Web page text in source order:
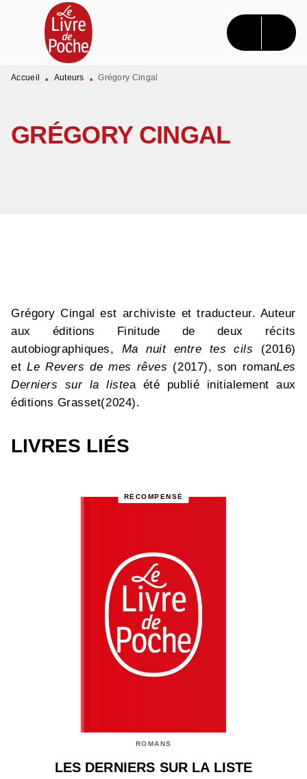
MENU RECHERCHE CONTENU
PIED DE PAGE
Accueil • Auteurs • Grégory Cingal
GRÉGORY CINGAL
Grégory Cingal est archiviste et traducteur. Auteur
aux éditions Finitude de deux récits
autobiographiques, Ma nuit entre tes cils (2016)
etLe Revers de mes rêves (2017), son romanLes
Derniers sur la listea été publié initialement aux
éditions Grasset(2024).
LIVRES LIÉS
RÉCOMPENSÉ
ROMANS
LES DERNIERS SUR LA LISTE